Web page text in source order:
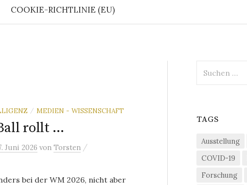
COOKIE-RICHTLINIE (EU)
/ MEDIEN - WISSENSCHAFT
rollt …
Juni 2026 von Torsten /
bei der WM 2026, nicht aber
nach:
TAGS
Ausstellung
COVID-19
Forschung